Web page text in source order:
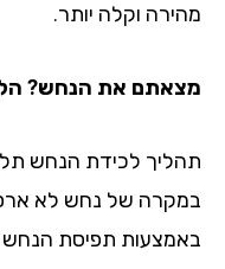
מהירה וקלה יותר.
מצאתם את הנחש?
תהליך לכידת הנחש
במקרה של נחש לא
באמצעות תפיסת הנחש